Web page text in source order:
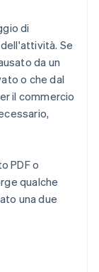
di
Se
da un
o che dal
il commercio
PDF o
qualche
una due